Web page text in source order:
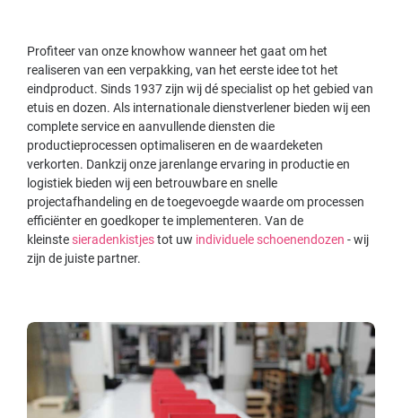
Profiteer van onze knowhow wanneer het gaat om het
realiseren van een verpakking, van het eerste idee tot het
eindproduct. Sinds 1937 zijn wij dé specialist op het gebied van
etuis en dozen. Als internationale dienstverlener bieden wij een
complete service en aanvullende diensten die
productieprocessen optimaliseren en de waardeketen
verkorten. Dankzij onze jarenlange ervaring in productie en
logistiek bieden wij een betrouwbare en snelle
projectafhandeling en de toegevoegde waarde om processen
efficiënter en goedkoper te implementeren. Van de
kleinstesieradenkistjestot uw individuele schoenendozen - wij
zijn de juiste partner.